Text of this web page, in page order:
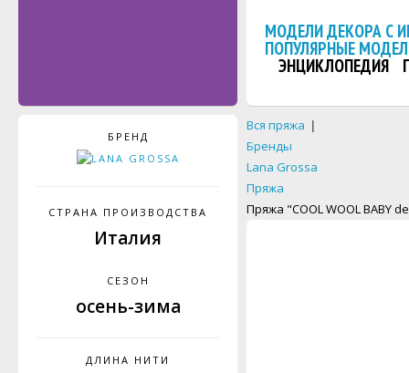
МОДЕЛИ ДЕКОРА С
ПОПУЛЯРНЫЕ
ЭНЦИКЛОПЕДИЯ
БРЕНД
СТРАНА ПРОИЗВОДСТВА
Италия
СЕЗОН
осень-зима
ДЛИНА НИТИ
Вся пряжа |
Бренды
Lana Grossa
Пряжа
Пряжа "COOL WOOL BABY